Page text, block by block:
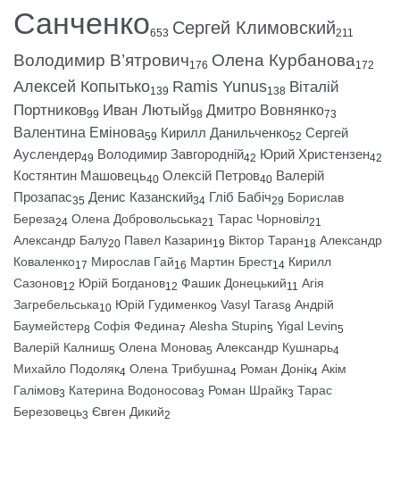
Санченко653 Сергей Климовский211
Володимир В’ятрович176 Олена Курбанова172
Алексей Копытько139 Ramis Yunus138 Віталій
Портников99 Иван Лютый98 Дмитро Вовнянко73
Валентина Емінова59 Кирилл Данильченко52 Сергей
Ауслендер49 Володимир Завгородній42 Юрий Христензен42
Костянтин Машовець40 Олексій Петров40 Валерій
Прозапас35 Денис Казанский34 Гліб Бабіч29 Борислав
Береза24 Олена Добровольська21 Тарас Чорновіл21
Александр Балу20 Павел Казарин19 Віктор Таран18 Александр
Коваленко17 Мирослав Гай16 Мартин Брест14 Кирилл
Сазонов12 Юрій Богданов12 Фашик Донецький11 Агія
Загребельська10 Юрій Гудименко9 Vasyl Taras8 Андрій
Баумейстер8 Софія Федина7 Alesha Stupin5 Yigal Levin5
Валерій Калниш5 Олена Монова5 Александр Кушнарь4
Михайло Подоляк4 Олена Трибушна4 Роман Донік4 Акім
Галімов3 Катерина Водоносова3 Роман Шрайк3 Тарас
Березовець3 Євген Дикий2